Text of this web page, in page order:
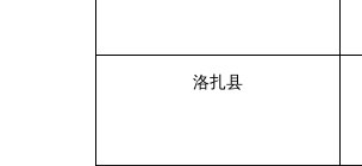
洛扎县